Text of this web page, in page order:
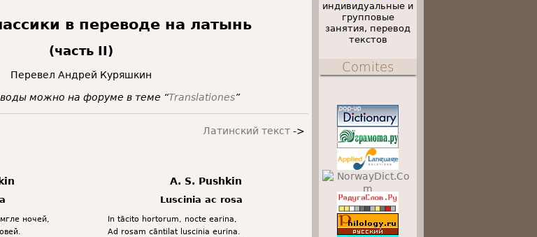
в переводе на латынь
(часть II)
Перевел Андрей Куряшкин
можно на форуме в теме “Translationes”
Латинский текст ->
ночей,
A. S. Pushkin
Luscinia ac rosa
In tācito hortorum, nocte earina,
Ad rosam cāntilat luscinia eurina.
индивидуальные и
групповые
занятия, перевод
текстов
Comites